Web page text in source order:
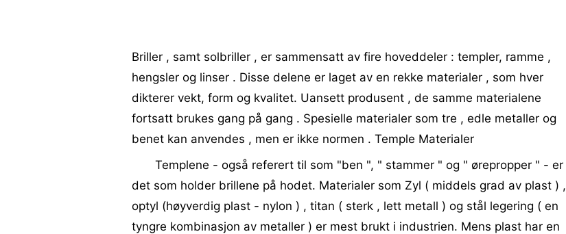
Briller , samt solbriller , er sammensatt av fire hoveddeler : templer, ramme ,
hengsler og linser . Disse delene er laget av en rekke materialer , som hver
dikterer vekt, form og kvalitet. Uansett produsent , de samme materialene
fortsatt brukes gang på gang . Spesielle materialer som tre , edle metaller og
benet kan anvendes , men er ikke normen . Temple Materialer
Templene - også referert til som "ben ", " stammer " og " ørepropper " - er
det som holder brillene på hodet. Materialer som Zyl ( middels grad av plast ) ,
optyl (høyverdig plast - nylon ) , titan ( sterk , lett metall ) og stål legering ( en
tyngre kombinasjon av metaller ) er mest brukt i industrien. Mens plast har en